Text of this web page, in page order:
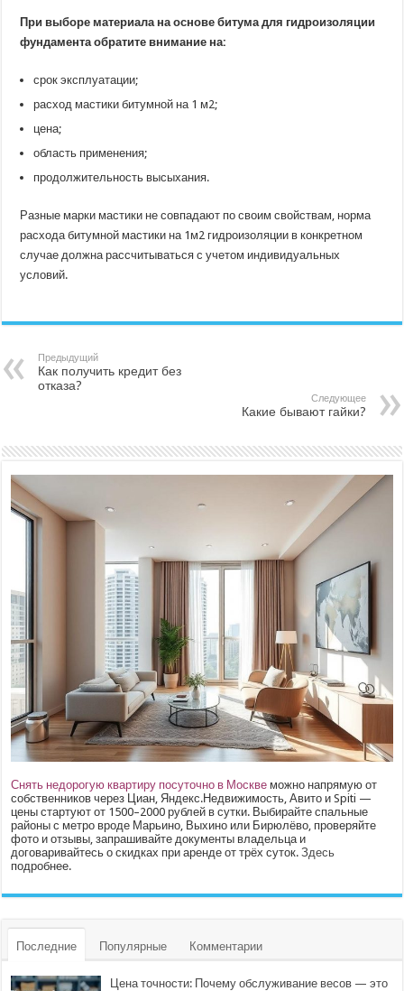
При выборе материала на основе битума для гидроизоляции
фундамента обратите внимание на:
срок эксплуатации;
расход мастики битумной на 1 м2;
цена;
область применения;
продолжительность высыхания.
Разные марки мастики не совпадают по своим свойствам, норма
расхода битумной мастики на 1м2 гидроизоляции в конкретном
случае должна рассчитываться с учетом индивидуальных
условий.
Предыдущий
Как получить кредит без
отказа?
Следующее
Какие бывают гайки?
Снять недорогую квартиру посуточно в Москве можно напрямую от
собственников через Циан, Яндекс.Недвижимость, Авито и Spiti —
цены стартуют от 1500–2000 рублей в сутки. Выбирайте спальные
районы с метро вроде Марьино, Выхино или Бирюлёво, проверяйте
фото и отзывы, запрашивайте документы владельца и
договаривайтесь о скидках при аренде от трёх суток.Здесь
подробнее.
Последние Популярные Комментарии
Цена точности: Почему обслуживание весов — это